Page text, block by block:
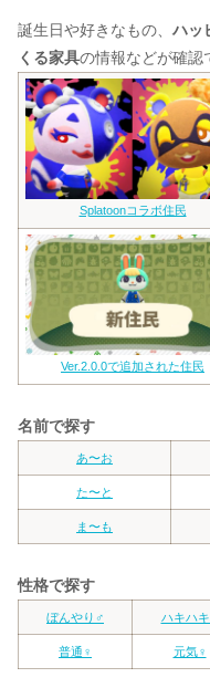
誕生日や好きなもの、 ハッ
くる家具の情報などが確認
Splatoonコラボ住民
Ver.2.0.0で追加された住民
名前で探す
あ〜お
た〜と
ま〜も
性格で探す
ぼんやり♂ ハキハ
普通♀ 元気♀